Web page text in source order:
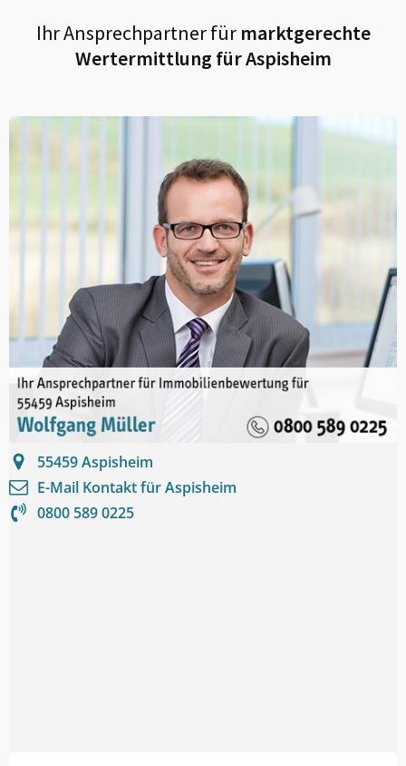
Ihr Ansprechpartner fürmarktgerechte
Wertermittlung fürAspisheim
55459Aspisheim
E-Mail Kontakt fürAspisheim
0800 589 0225